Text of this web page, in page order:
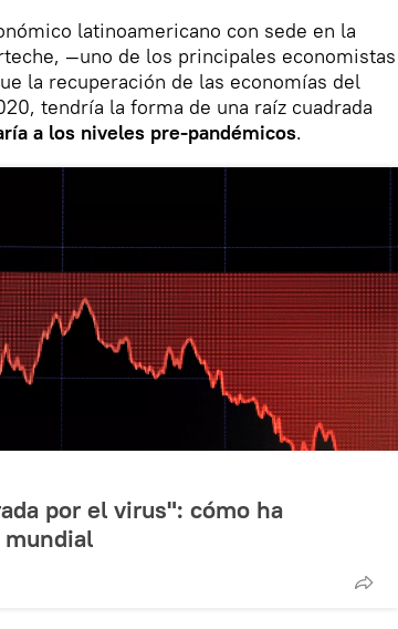
latinoamericano con sede en la
—uno de los principales economistas
la recuperación de las economías del
tendría la forma de una raíz cuadrada
a los niveles pre-pandémicos.
por el virus": cómo ha
mundial